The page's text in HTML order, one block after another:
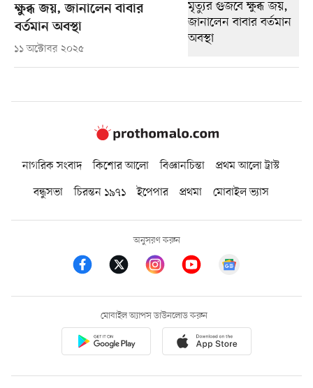
ক্ষুব্ধ জয়, জানালেন বাবার
বর্তমান অবস্থা
১১ অক্টোবর ২০২৫
নাগরিক সংবাদ কিশোর আলো বিজ্ঞানচিন্তা
প্রথম আলো ট্রাস্ট
বন্ধুসভা
চিরন্তন ১৯৭১ ইপেপার প্রথমা মোবাইল ভ্যাস
অনুসরণ করুন
মোবাইল অ্যাপস ডাউনলোড করুন